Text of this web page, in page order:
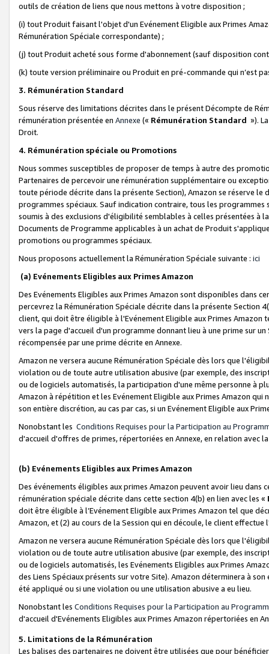
outils de création de liens que nous mettons à votre disposition ;
(i) tout Produit faisant l'objet d'un Evénement Eligible aux Primes
Rémunération Spéciale correspondante) ;
(j) tout Produit acheté sous forme d'abonnement (sauf disposition
(k) toute version préliminaire ou Produit en pré-commande qui n’est
3. Rémunération Standard
Sous réserve des limitations décrites dans le présent Décompte de
rémunération présentée en Annexe (« Rémunération Standard »).
Droit.
4. Rémunération spéciale ou Promotions
Nous sommes susceptibles de proposer de temps à autre des
Partenaires de percevoir une rémunération supplémentaire ou
toute période décrite dans la présente Section), Amazon se réserve
programmes spéciaux. Sauf indication contraire, tous les
soumis à des exclusions d'éligibilité semblables à celles présentées à
Documents de Programme applicables à un achat de Produit
promotions ou programmes spéciaux.
Nous proposons actuellement la Rémunération Spéciale suivante : ici
(a) Evénements Eligibles aux Primes Amazon
Des Evénements Eligibles aux Primes Amazon sont disponibles dans
percevrez la Rémunération Spéciale décrite dans la présente Section
client, qui doit être éligible à l'Evénement Eligible aux Primes Amazon
vers la page d'accueil d'un programme donnant lieu à une prime sur
récompensée par une prime décrite en Annexe.
Amazon ne versera aucune Rémunération Spéciale dès lors que
violation ou de toute autre utilisation abusive (par exemple, des
ou de logiciels automatisés, la participation d'une même personne à
Amazon à répétition et les Evénement Eligible aux Primes Amazon qui
son entière discrétion, au cas par cas, si un Evénement Eligible aux
Nonobstant les Conditions Requises pour la Participation au
d'accueil d'offres de primes, répertoriées en Annexe, en relation avec
(b) Evénements Eligibles aux Primes Amazon
Des événements éligibles aux primes Amazon peuvent avoir lieu dans
rémunération spéciale décrite dans cette section 4(b) en lien avec les «
doit être éligible à l’Evénement Eligible aux Primes Amazon tel que
Amazon, et (2) au cours de la Session qui en découle, le client
Amazon ne versera aucune Rémunération Spéciale dès lors que
violation ou de toute autre utilisation abusive (par exemple, des
ou de logiciels automatisés, les Evénements Eligibles aux Primes
des Liens Spéciaux présents sur votre Site). Amazon déterminera à
été appliqué ou si une violation ou une utilisation abusive a eu lieu.
Nonobstant les Conditions Requises pour la Participation au
d'accueil d'Evénements Eligibles aux Primes Amazon répertoriées en
5. Limitations de la Rémunération
Les balises des partenaires ne doivent être utilisées que pour